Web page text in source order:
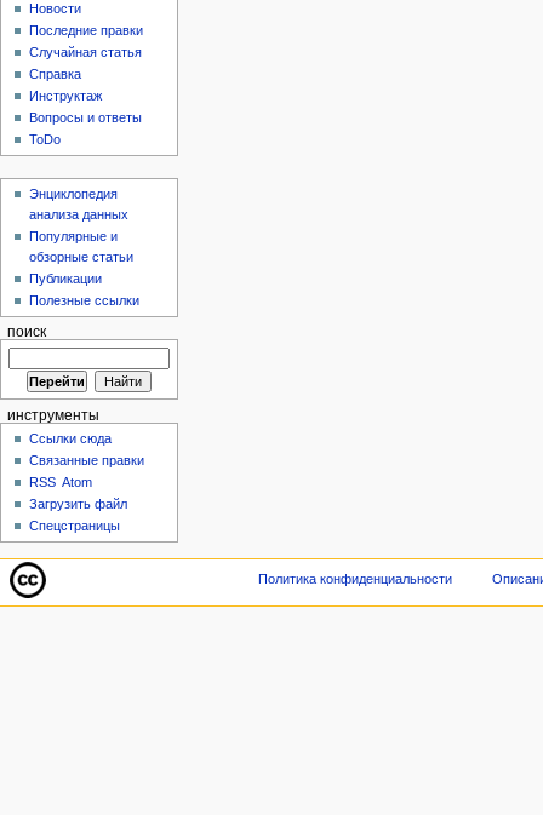
Новости
Последние правки
Случайная статья
Справка
Инструктаж
Вопросы и ответы
ToDo
Энциклопедия
анализа данных
Популярные и
обзорные статьи
Публикации
Полезные ссылки
поиск
инструменты
Ссылки сюда
Связанные правки
RSS Atom
Загрузить файл
Спецстраницы
Политика конфиденциальности